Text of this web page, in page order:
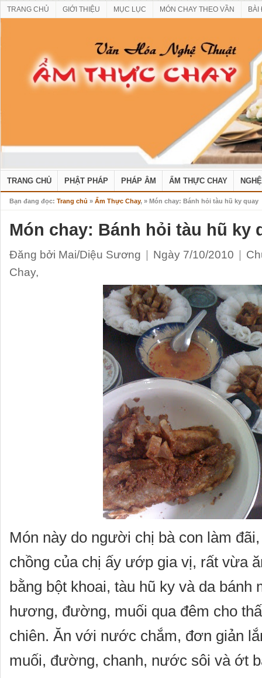
TRANG CHỦ GIỚI THIỆU MỤC LỤC MÓN CHAY THEO VẦN BÀI
TRANG CHỦ PHẬT PHÁP PHÁP ÂM ẨM THỰC CHAY
Bạn đang đọc: Trang chủ » Ẩm Thực Chay, » Món chay: Bánh hỏi tàu hũ ky quay
Món chay: Bánh hỏi tàu hũ ky
Đăng bởi Mai/Diệu Sương Ngày 7/10/2010
Chay,
Món này do người chị bà con làm
chồng của chị ấy ướp gia vị, rất vừa
bằng bột khoai, tàu hũ ky và da bánh
hương, đường, muối qua đêm cho
chiên. Ăn với nước chắm, đơn giản
muối, đường, chanh, nước sôi và ớt